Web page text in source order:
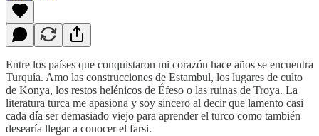
Entre los países que conquistaron mi corazón hace años se encuentra
Turquía. Amo las construcciones de Estambul, los lugares de culto
de Konya, los restos helénicos de Éfeso o las ruinas de Troya. La
literatura turca me apasiona y soy sincero al decir que lamento casi
cada día ser demasiado viejo para aprender el turco como también
desearía llegar a conocer el farsi.